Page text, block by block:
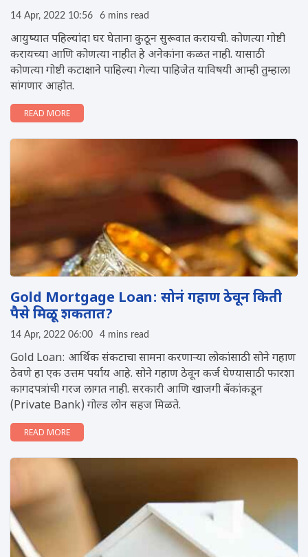
14 Apr, 2022 10:56 6 mins read
आयुष्यात पहिल्यांदा घर घेताना कुठून सुरूवात करायची. कोणत्या गोष्टी
करायच्या आणि कोणत्या नाहीत हे अनेकांना कळत नाही. यासाठी
कोणत्या गोष्टी कटाक्षाने पाहिल्या गेल्या पाहिजेत याविषयी आम्ही तुम्हाला
सांगणार आहोत.
READ MORE
Gold Mortgage Loan: सोनं गहाण ठेवून किती
पैसे मिळू शकतात?
14 Apr, 2022 06:00 4 mins read
Gold Loan: आर्थिक संकटाचा सामना करणाऱ्या लोकांसाठी सोने गहाण
ठेवणे हा एक उत्तम पर्याय आहे. सोने गहाण ठेवून कर्ज घेण्यासाठी फारशा
कागदपत्रांची गरज लागत नाही. सरकारी आणि खाजगी बँकांकडून
(Private Bank) गोल्ड लोन सहज मिळते.
READ MORE